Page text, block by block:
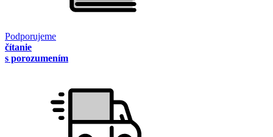
Podporujeme
čítanie
s porozumením